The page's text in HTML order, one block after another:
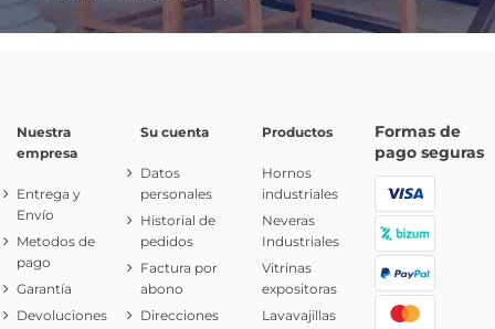
Nuestra
empresa
Entrega y
Envío
Metodos de
pago
Garantía
Devoluciones
Su cuenta
Datos
personales
Historial de
pedidos
Factura por
abono
Direcciones
Productos
Hornos
industriales
Neveras
Industriales
Vitrinas
expositoras
Lavavajillas
Formas de
pago seguras